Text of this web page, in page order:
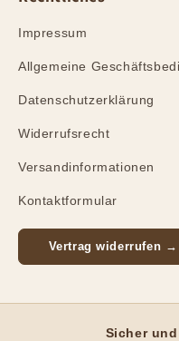
Impressum
Allgemeine
Datenschutzerklärung
Widerrufsrecht
Versandinformationen
Kontaktformular
Vertrag widerrufen →
Sicher